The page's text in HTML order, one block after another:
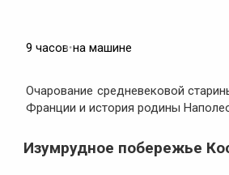
9 часов•на машине
Очарование средневековой
Франции и история родины
Изумрудное побережье